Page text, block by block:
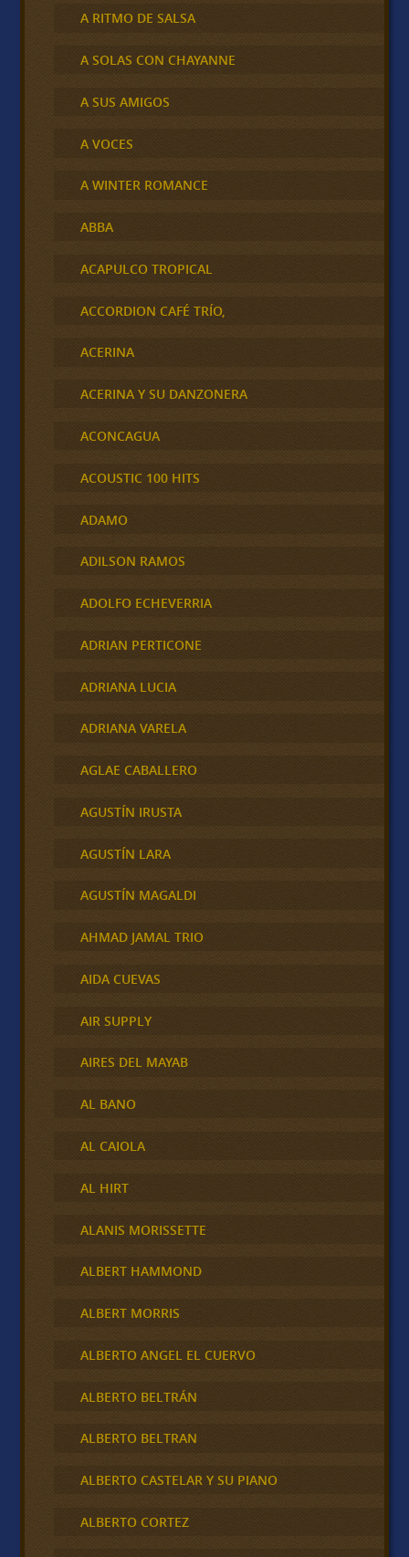
A RITMO DE SALSA
A SOLAS CON CHAYANNE
A SUS AMIGOS
A VOCES
A WINTER ROMANCE
ABBA
ACAPULCO TROPICAL
ACCORDION CAFÉ TRÍO,
ACERINA
ACERINA Y SU DANZONERA
ACONCAGUA
ACOUSTIC 100 HITS
ADAMO
ADILSON RAMOS
ADOLFO ECHEVERRIA
ADRIAN PERTICONE
ADRIANA LUCIA
ADRIANA VARELA
AGLAE CABALLERO
AGUSTÍN IRUSTA
AGUSTÍN LARA
AGUSTÍN MAGALDI
AHMAD JAMAL TRIO
AIDA CUEVAS
AIR SUPPLY
AIRES DEL MAYAB
AL BANO
AL CAIOLA
AL HIRT
ALANIS MORISSETTE
ALBERT HAMMOND
ALBERT MORRIS
ALBERTO ANGEL EL CUERVO
ALBERTO BELTRÁN
ALBERTO BELTRAN
ALBERTO CASTELAR Y SU PIANO
ALBERTO CORTEZ